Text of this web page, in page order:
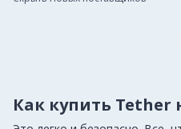
Как купить Tether